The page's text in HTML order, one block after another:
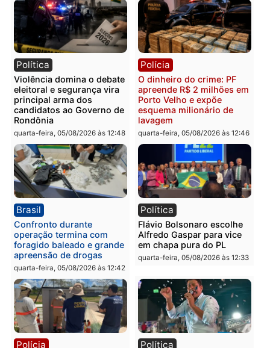
Você também vai querer ler...
Política
Jônatas França é aprovado
na convenção e
confirmado candidato a
deputado federal pelo
Republicanos
quarta-feira, 05/08/2026 às 15:52
Brasil
TCE reúne candidatos ao
Governo e apresenta
diagnóstico que pode
mudar os rumos de
Rondônia
quarta-feira, 05/08/2026 às
Política
Violência domina o debate
eleitoral e segurança vira
principal arma dos
candidatos ao Governo de
Rondônia
Polícia
O dinheiro do crime: PF
apreende R$ 2 milhões
Porto Velho e expõe
esquema milionário de
lavagem